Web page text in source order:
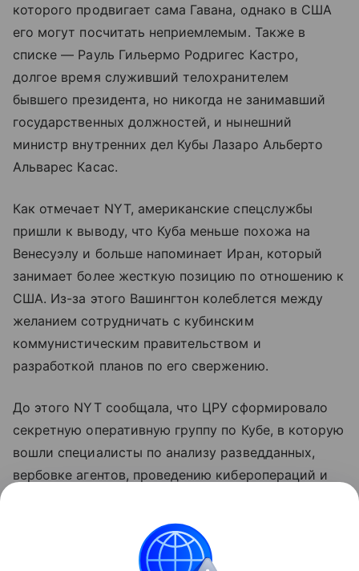
которого продвигает сама Гавана, однако в США
его могут посчитать неприемлемым. Также в
списке — Рауль Гильермо Родригес Кастро,
долгое время служивший телохранителем
бывшего президента, но никогда не занимавший
государственных должностей, и нынешний
министр внутренних дел Кубы Лазаро Альберто
Альварес Касас.
Как отмечает NYT, американские спецслужбы
пришли к выводу, что Куба меньше похожа на
Венесуэлу и больше напоминает Иран, который
занимает более жесткую позицию по отношению к
США. Из-за этого Вашингтон колеблется между
желанием сотрудничать с кубинским
коммунистическим правительством и
разработкой планов по его свержению.
До этого NYT сообщала, что ЦРУ сформировало
секретную оперативную группу по Кубе, в которую
вошли специалисты по анализу разведданных,
вербовке агентов, проведению киберопераций и
раскола в политической элите Кубы и
способствовать приходу к власти политиков,
готовых учитывать требования американского